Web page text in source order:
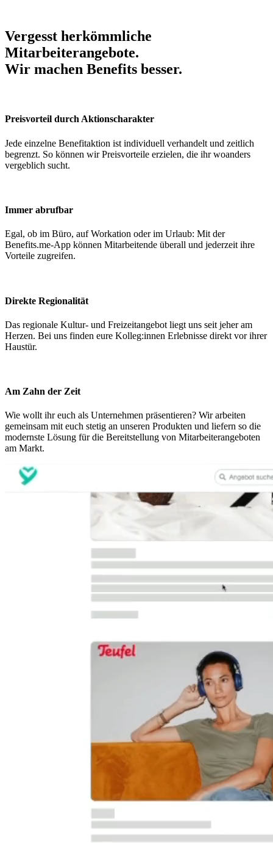
Vergesst herkömmliche
Mitarbeiterangebote.
Wir machen Benefits besser.
Preisvorteil durch Aktionscharakter
Jede einzelne Benefitaktion ist individuell verhandelt und zeitlich
begrenzt. So können wir Preisvorteile erzielen, die ihr woanders
vergeblich sucht.
Immer abrufbar
Egal, ob im Büro, auf Workation oder im Urlaub: Mit der
Benefits.me-App können Mitarbeitende überall und jederzeit ihre
Vorteile zugreifen.
Direkte Regionalität
Das regionale Kultur- und Freizeitangebot liegt uns seit jeher am
Herzen. Bei uns finden eure Kolleg:innen Erlebnisse direkt vor ihrer
Haustür.
Am Zahn der Zeit
Wie wollt ihr euch als Unternehmen präsentieren? Wir arbeiten
gemeinsam mit euch stetig an unseren Produkten und liefern so die
modernste Lösung für die Bereitstellung von Mitarbeiterangeboten
am Markt.